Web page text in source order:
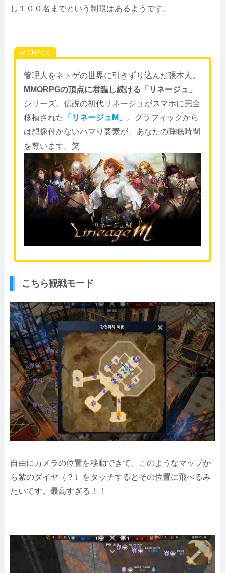
し１００名までという制限はあるようです。
管理人をネトゲの世界に引きずり込んだ張本人。
MMORPGの頂点に君臨し続ける「リネージュ」
シリーズ。伝説の初代リネージュがスマホに完全
移植された
「リネージュM」 。グラフィックから
は想像付かないハマり要素が、あなたの睡眠時間
を奪います。笑
こちら観戦モード
自由にカメラの位置を移動できて、このようなマップか
ら紫のダイヤ（？）をタッチするとその位置に飛べるみ
たいです。最高すぎる！！